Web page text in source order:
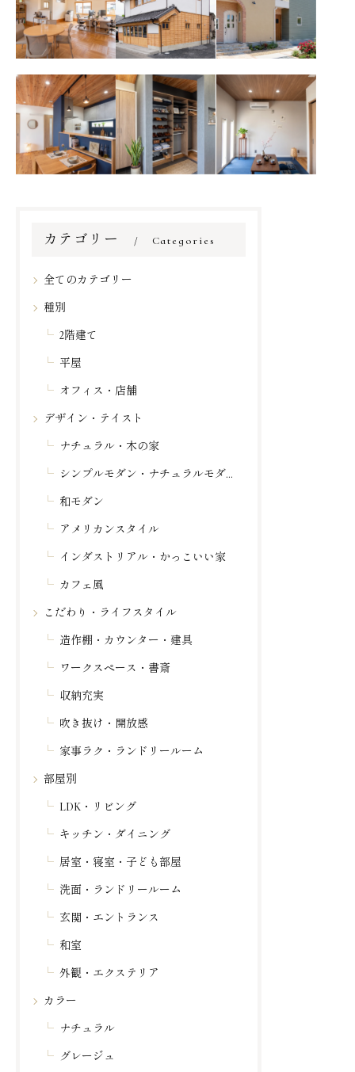
フィスの内装デ
ザイン
ダンの事務所外
観
する店舗併用住
会話が弾む対面
キッチン。配膳
もスムーズなカ
フェ風ダイニン
グ
アクセントクロ
スと飾りニッチ
がお出迎え。木
の温もりあふれ
る玄関
LDKのテイスト
と美しく調和す
る。ネイビー×
木目で彩るモダ
ンな和室
カテゴリー Categories
全てのカテゴリー
種別
2階建て
平屋
オフィス・店舗
デザイン・テイスト
ナチュラル・木の家
シンプルモダン・ナチュラルモダン
和モダン
アメリカンスタイル
インダストリアル・かっこいい家
カフェ風
こだわり・ライフスタイル
造作棚・カウンター・建具
ワークスペース・書斎
収納充実
吹き抜け・開放感
家事ラク・ランドリールーム
部屋別
LDK・リビング
キッチン・ダイニング
居室・寝室・子ども部屋
洗面・ランドリールーム
玄関・エントランス
和室
外観・エクステリア
カラー
ナチュラル
グレージュ